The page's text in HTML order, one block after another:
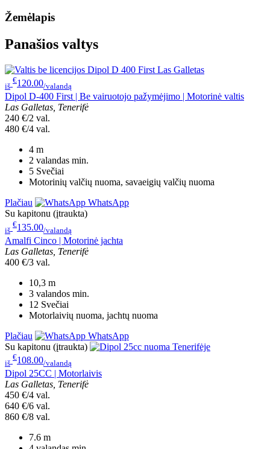
Žemėlapis
Panašios valtys
iš
€120.00/valandą
Dipol D-400 First | Be vairuotojo pažymėjimo | Motorinė valtis
Las Galletas, Tenerifė
240 €/2 val.
480 €/4 val.
4 m
2 valandas min.
5 Svečiai
Motorinių valčių nuoma, savaeigių valčių nuoma
Plačiau
WhatsApp
Su kapitonu (įtraukta)
iš
€135.00/valandą
Amalfi Cinco | Motorinė jachta
Las Galletas, Tenerifė
400 €/3 val.
10,3 m
3 valandos min.
12 Svečiai
Motorlaivių nuoma, jachtų nuoma
Plačiau
WhatsApp
Su kapitonu (įtraukta)
iš
€108.00/valandą
Dipol 25CC | Motorlaivis
Las Galletas, Tenerifė
450 €/4 val.
640 €/6 val.
860 €/8 val.
7.6 m